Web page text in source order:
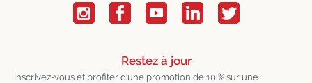
Restez à jour
Inscrivez-vous et profiter d’une promotion de 10 % sur une